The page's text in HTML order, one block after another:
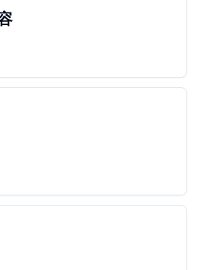
其他店家